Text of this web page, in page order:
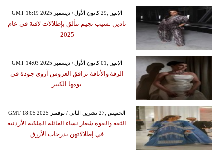
GMT 16:19 2025 الإثنين ,29 كانون الأول / ديسمبر
نادين نسيب نجيم تتألق بإطلالات لافتة في عام
2025
GMT 14:03 2025 الإثنين ,01 كانون الأول / ديسمبر
الرقة والأناقة ترافق العروس آروى جودة في
يومها الكبير
GMT 18:05 2025 الخميس ,27 تشرين الثاني / نوفمبر
الثقة والقوة شعار نساء العائلة الملكية الأردنية
في إطلالاتهن بدرجات الأزرق